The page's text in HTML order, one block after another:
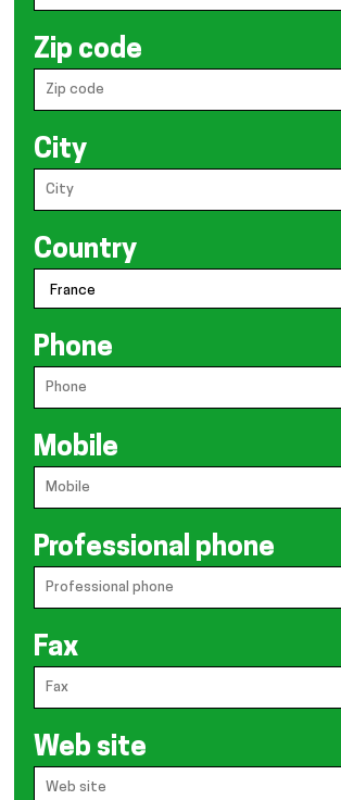
Zip code
City
Country
Phone
Mobile
Professional phone
Fax
Web site